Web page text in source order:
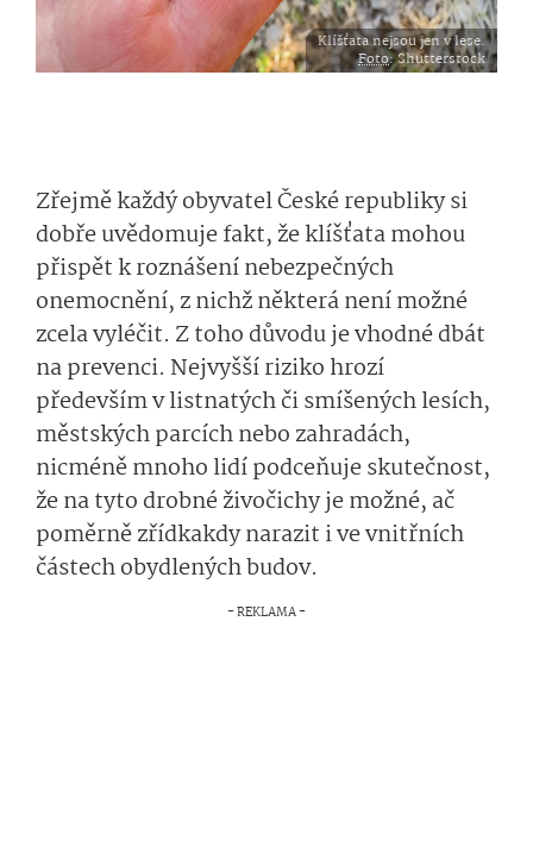
Klíšťata nejsou jen v lese.
Foto: Shutterstock
Zřejmě každý obyvatel České republiky si
dobře uvědomuje fakt, že klíšťata mohou
přispět k roznášení nebezpečných
onemocnění, z nichž některá není možné
zcela vyléčit. Z toho důvodu je vhodné dbát
na prevenci. Nejvyšší riziko hrozí
především v listnatých či smíšených lesích,
městských parcích nebo zahradách,
nicméně mnoho lidí podceňuje skutečnost,
že na tyto drobné živočichy je možné, ač
poměrně zřídkakdy narazit i ve vnitřních
částech obydlených budov.